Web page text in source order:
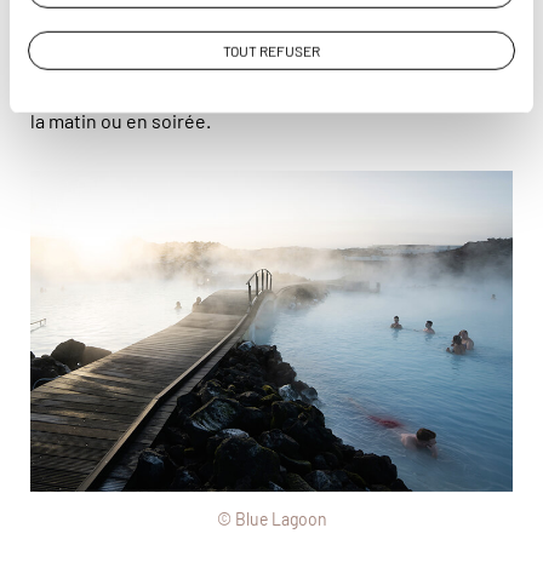
TOUT REFUSER
douillet brouillard de nuages de vapeur invitent à la
détente. Le lieu est autant apprécié des Islandais que
des voyageurs. Je vous recommande d'y passer
la matin ou en soirée.
© Blue Lagoon